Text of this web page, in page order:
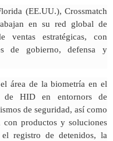
(EE.UU.), Crossmatch
en su red global de
ventas estratégicas, con
de gobierno, defensa y
área de la biometría en el
de HID en entornors de
de seguridad, así como
productos y soluciones
registro de detenidos, la